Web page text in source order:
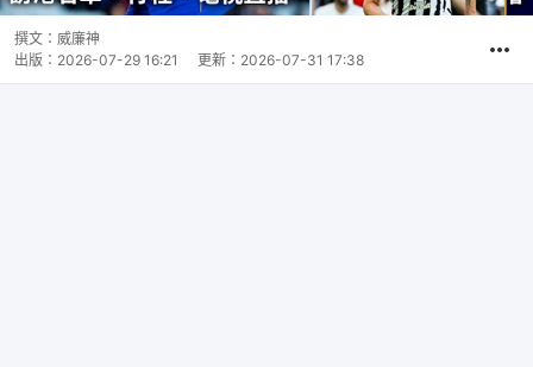
撰文： 威廉神
出版： 2026-07-29 16:21 更新： 2026-07-31 17:38